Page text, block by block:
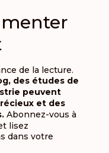
de la lecture.
des études de
peuvent
et des
Abonnez-vous à
lisez
dans votre